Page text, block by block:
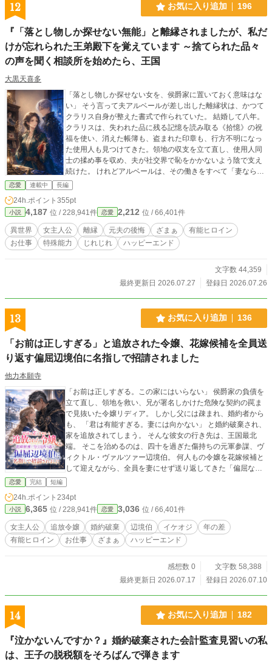
12 お気に入り追加 196
『「落とし物しか探せない無能」と離縁されましたが、私だ
けが忘れられた王弟殿下を覚えています ～捨てられた品々
の声を聞く相談所を始めたら、王国
大黒天喜多
「落とし物しか探せない女を、侯爵家に置いておく意味はな
い」 そう言って夫アルベールが差し出した離縁状は、かつて
クラリス自身が整えた書式で作られていた。 結婚して八年。
クラリスは、失われた品に残る記憶を読み取る《拾憶》の祝
福を使い、消えた帳簿も、盗まれた印章も、行方不明になっ
た使用人も見つけてきた。領地の収支を立て直し、使用人同
士の揉め事を収め、夫が社交界で恥をかかないよう陰で支え
続けた。 けれどアルベールは、その働きをすべて「妻なら当
然」の一言で片づけ、クラリスの旧友を新しい妻に迎えると
いう。 泣いて縋ると思われていることに腹を立てたクラリス
は、結婚指輪を置き、亡き母から渡された古い鍵だけを持っ
て侯爵家を出た。 彼女が向かったのは、王都から遠く離れた
辺境の鐘楼町。そこで古びた税関小屋を借り、捨てられた品
と、帰る場所をなくした人々のための「遺失物相談所」を開
くことにする。 最初に現れた客は、ルシアンと名乗る無愛想
酒を飲んだ者さえ、朝になると彼の存在を忘れていた。 ただ
一人、クラリスを除いて。 「おはようございます、ルシアン
ンの正体は、十二年前に王国の記録から消された第三王弟。
彼にかけられた忘却の呪いを解くには、王国各地に隠された
初の手がかりは、クラリスの離縁状に押された侯爵家の印章
だった。 捨てられた指輪、届かなかった手紙、持ち主を拒む
追い出した侯爵家では、帳簿も領地経営も立ち行かなくな
り、アルベールはようやく妻が担っていたものの大きさに気
づき始める。 けれど、もう遅い。 他の誰があなたを忘れて
も、私は何度でも見つけます。 これは「無能」と捨てられた
元侯爵夫人が、忘れられた王弟とともに国中の記憶を取り戻
し、誰かに与えられた居場所ではなく、自分で選んだ家へ帰
るまでの物語。 ※元夫との復縁はありません。じれじれの恋
愛と謎解きを経て、最後はハッピーエンドです。
恋愛 連載中 長編
24h.ポイント 355pt
小説 4,187 位 / 228,941件 恋愛 2,212 位 / 66,401件
異世界 女主人公 離縁 元夫の後悔 ざまぁ
有能ヒロイン
お仕事
特殊能力 じれじれ ハッピーエンド
文字数 44,359
最終更新日 2026.07.27
登録日 2026.07.26
13 お気に入り追加 136
「お前は正しすぎる」と追放された令嬢、花嫁候補を全員送
り返す偏屈辺境伯に名指しで招請されました
他力本願寺
「お前は正しすぎる。この家にはいらない」 侯爵家の負債を
立て直し、領地を救い、兄が署名しかけた危険な契約の罠ま
で見抜いた令嬢リディア。 しかし父には疎まれ、婚約者から
も、 「君は有能すぎる。妻には向かない」 と婚約破棄され、
家を追放されてしまう。 そんな彼女の行き先は、王国最北
端。 そこを治めるのは、四十を過ぎた傷持ちの元軍参謀、ヴ
ィクトル・ヴァルツァー辺境伯。 何人もの令嬢を花嫁候補と
して迎えながら、全員を妻にせず送り返してきた「偏屈な
男」だった。 ところが、リディアの招請状にはこう記されて
いた。 『招請者指定候補 リディア・グレイスフォード』 な
ぜか彼女だけが、辺境伯本人から名指しされていたのだ。 北
境へ着いたリディアを待っていたのは、甘い歓迎ではなかっ
た。 「道中の雪解け水はどうだった」 「東の村の煙突の数
は？」 「護衛の馬の消耗は？」 顔も持参金も見ず、彼女の実
務能力だけを試したヴィクトルは、静かに告げる。 「なるほ
のではない。 北境で実務を学び、資金と推薦状を与えられ、
自分の人生へ「送り出されて」いたのだ。 そしてヴィクトル
あらず。採用候補として招請』 追放された有能令嬢が、帳簿
と現場を見る力で北境を救い、彼女を捨てた実家を見返して
恋愛 完結 短編
24h.ポイント 234pt
小説 6,365 位 / 228,941件 恋愛 3,036 位 / 66,401件
女主人公 追放令嬢 婚約破棄 辺境伯 イケオジ
年の差
有能ヒロイン
お仕事 ざまぁ ハッピーエンド
感想数 0
文字数 58,388
最終更新日 2026.07.17
登録日 2026.07.10
14 お気に入り追加 182
『泣かないんですか？』婚約破棄された会計監査見習いの私
は、王子の脱税額をそろばんで弾きます